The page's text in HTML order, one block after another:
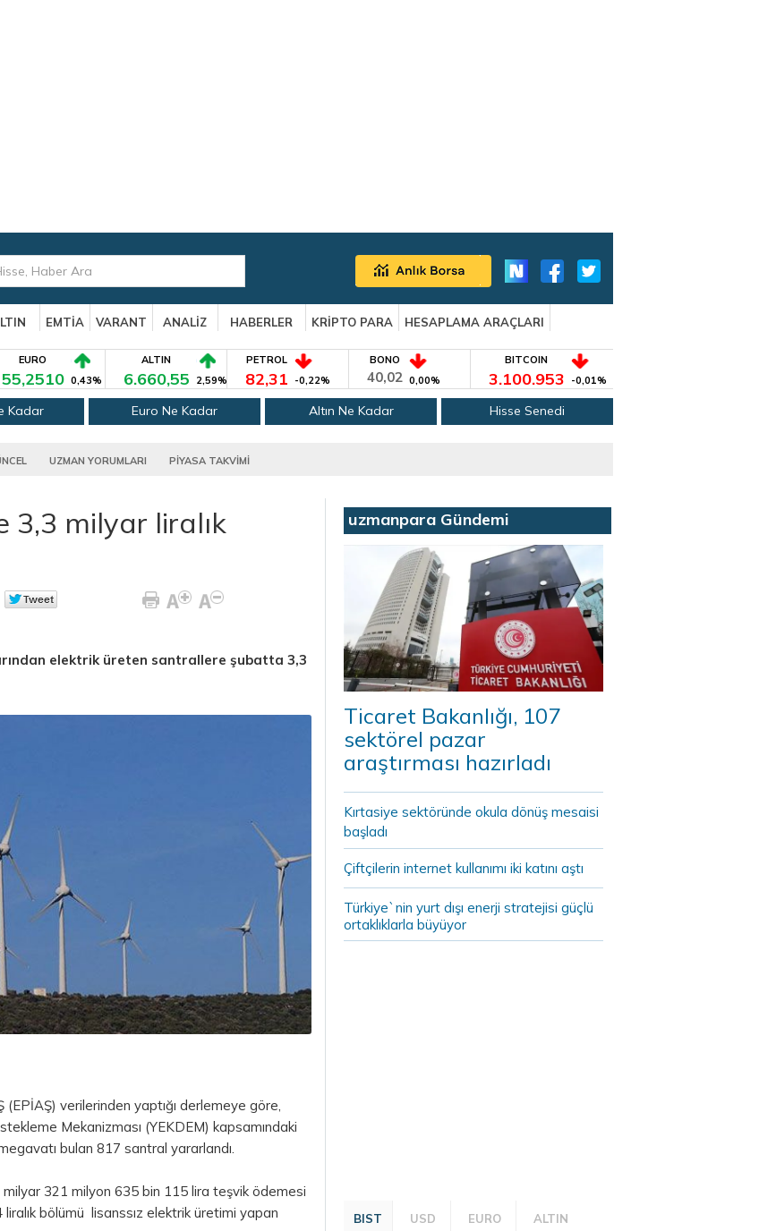
EMTİA VARANT ANALİZ HABERLER KRİPTO PARA
HESAPLAMA ARAÇLARI
EURO
55,2510 0,43%
ALTIN
6.660,55 2,59%
PETROL
82,31 -0,22%
BONO
40,02 0,00%
BITCOIN
3.100.953 -0,01%
Kadar Euro Ne Kadar Altın Ne Kadar Hisse Senedi
UZMAN YORUMLARI PİYASA TAKVİMİ
3,3 milyar liralık
elektrik üreten santrallere şubatta 3,3
verilerinden yaptığı derlemeye göre,
Mekanizması (YEKDEM) kapsamındaki
bulan 817 santral yararlandı.
321 milyon 635 bin 115 lira teşvik ödemesi
bölümü lisanssız elektrik üretimi yapan
uzmanpara Gündemi
Ticaret Bakanlığı, 107
sektörel pazar
araştırması hazırladı
Kırtasiye sektöründe okula dönüş mesaisi
başladı
Çiftçilerin internet kullanımı iki katını aştı
Türkiye`nin yurt dışı enerji stratejisi güçlü
ortaklıklarla büyüyor
BIST USD EURO ALTIN